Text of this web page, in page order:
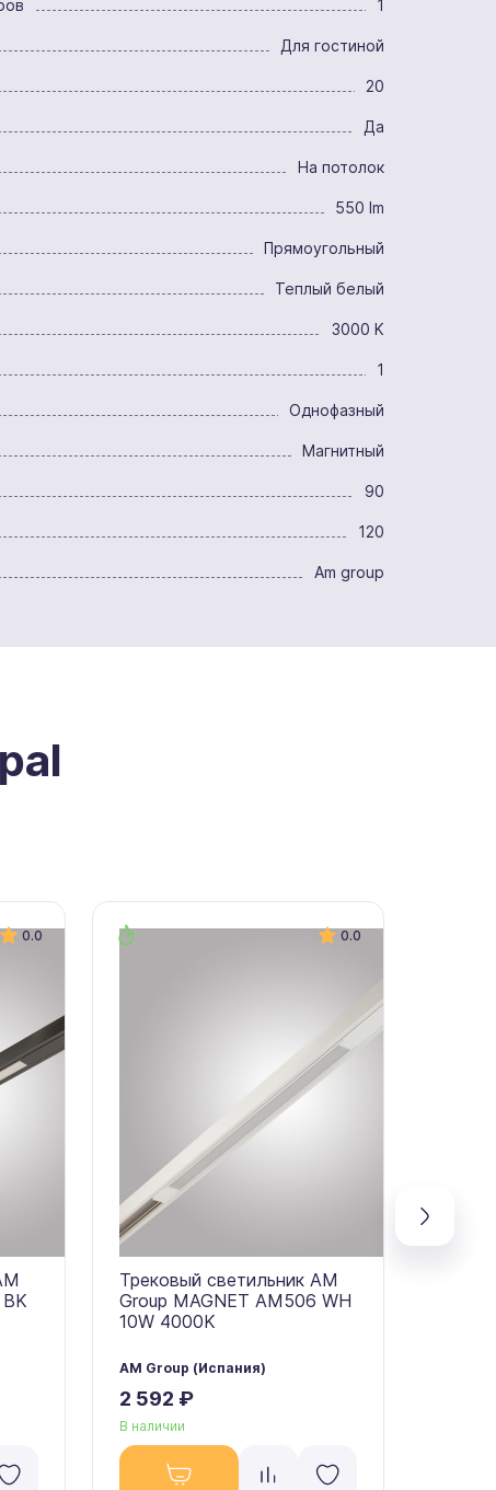
1
Для гостиной
20
Да
На потолок
550 lm
Прямоугольный
Теплый белый
3000 K
1
Однофазный
Магнитный
90
120
Am group
0.0 0.0
Трековый светильник AM
Group MAGNET AM506 WH
10W 4000K
AM Group (Испания)
2 592 ₽
В наличии